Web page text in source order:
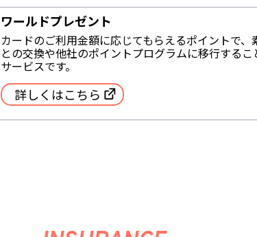
ワールドプレゼント
カードのご利用金額に応じてもらえるポイントで、
との交換や他社のポイントプログラムに移行するこ
サービスです。
詳しくはこちら